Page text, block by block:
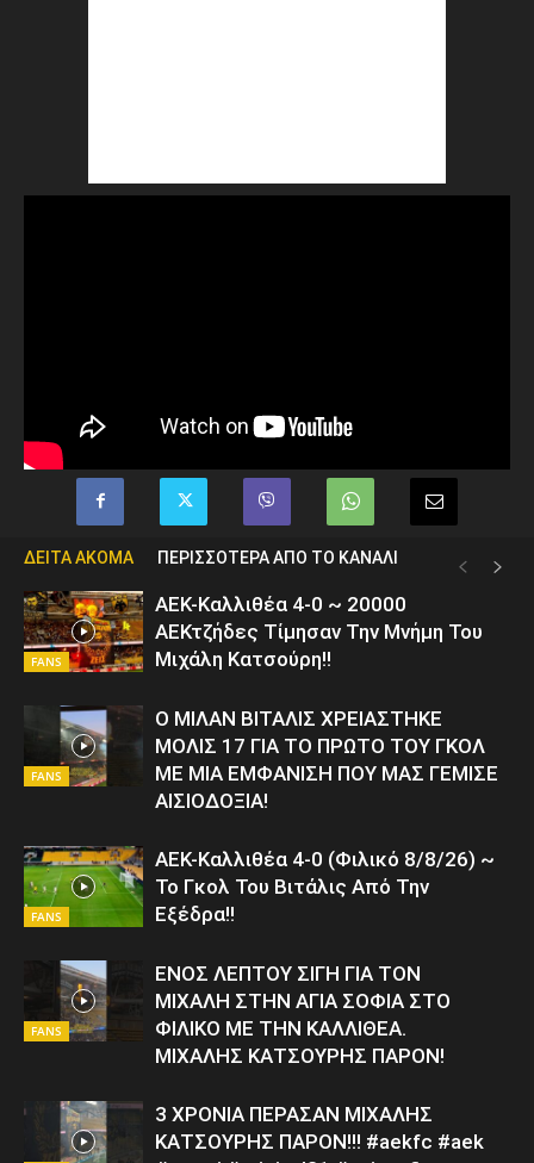
ΔΕΙΤΑ ΑΚΟΜΑ ΠΕΡΙΣΣΟΤΕΡΑ ΑΠΟ ΤΟ ΚΑΝΑΛΙ
FANS
ΑΕΚ-Καλλιθέα 4-0 ~ 20000
ΑΕΚτζήδες Τίμησαν Την Μνήμη Του
Μιχάλη Κατσούρη!!
FANS
Ο ΜΙΛΑΝ ΒΙΤΑΛΙΣ ΧΡΕΙΑΣΤΗΚΕ
ΜΟΛΙΣ 17 ΓΙΑ ΤΟ ΠΡΩΤΟ ΤΟΥ ΓΚΟΛ
ΜΕ ΜΙΑ ΕΜΦΑΝΙΣΗ ΠΟΥ ΜΑΣ ΓΕΜΙΣΕ
ΑΙΣΙΟΔΟΞΙΑ!
FANS
ΑΕΚ-Καλλιθέα 4-0 (Φιλικό 8/8/26) ~
Το Γκολ Του Βιτάλις Από Την
Εξέδρα!!
FANS
ΕΝΟΣ ΛΕΠΤΟΥ ΣΙΓΗ ΓΙΑ ΤΟΝ
ΜΙΧΑΛΗ ΣΤΗΝ ΑΓΙΑ ΣΟΦΙΑ ΣΤΟ
ΦΙΛΙΚΟ ΜΕ ΤΗΝ ΚΑΛΛΙΘΕΑ.
ΜΙΧΑΛΗΣ ΚΑΤΣΟΥΡΗΣ ΠΑΡΟΝ!
3 ΧΡΟΝΙΑ ΠΕΡΑΣΑΝ ΜΙΧΑΛΗΣ
ΚΑΤΣΟΥΡΗΣ ΠΑΡΟΝ!!! #aekfc #aek